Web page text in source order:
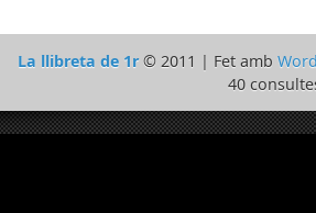
La llibreta de 1r© 2011 | Fet amb
40